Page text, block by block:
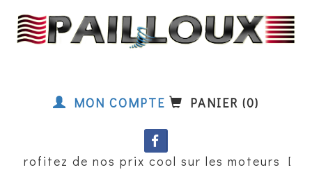
MON COMPTE PANIER (0)
de nos prix cool sur les moteurs Domel et